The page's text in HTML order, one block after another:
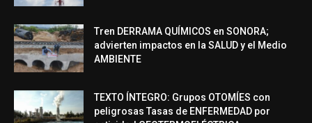
Tren DERRAMA QUÍMICOS en SONORA;
advierten impactos en la SALUD y el Medio
AMBIENTE
TEXTO ÍNTEGRO: Grupos OTOMÍES con
peligrosas Tasas de ENFERMEDAD por